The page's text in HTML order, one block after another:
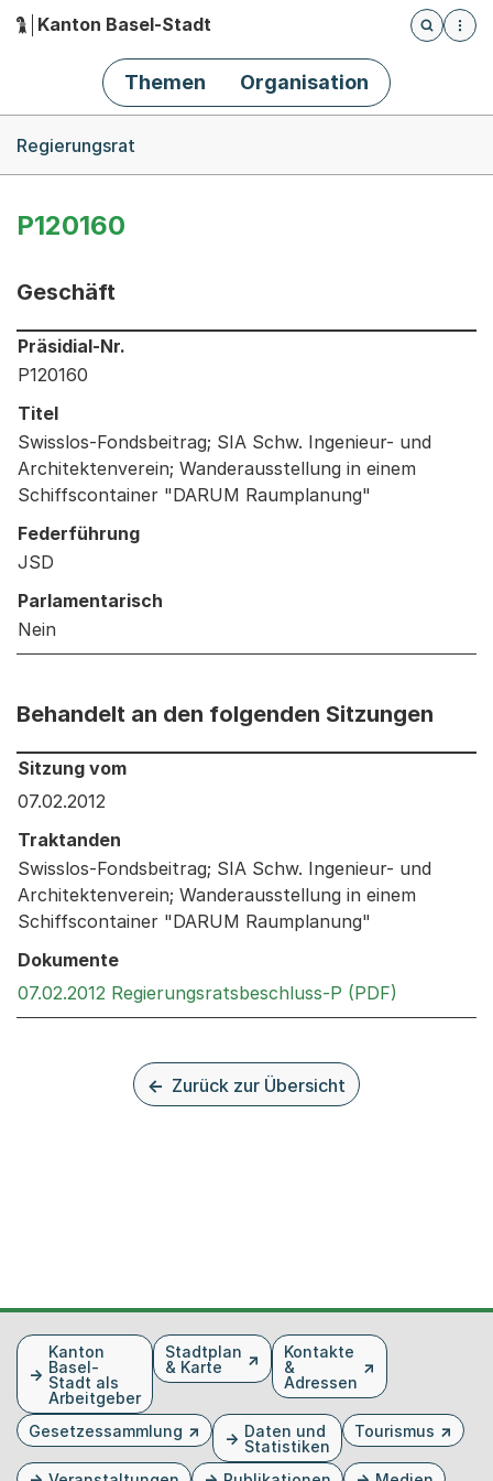
Hauptnavigation
Kanton Basel-Stadt
Öffnet
Themen Organisation
Regierungsrat
P120160
Geschäft
Informationen zum Ausgewählten Geschäft
Präsidial-Nr.
P120160
Titel
Swisslos-Fondsbeitrag; SIA Schw. Ingenieur- und
Architektenverein; Wanderausstellung in einem
Schiffscontainer "DARUM Raumplanung"
Federführung
JSD
Parlamentarisch
Nein
Behandelt an den folgenden Sitzungen
Behandelt an den folgenden Sitzungen: Informationen
Sitzung vom
07.02.2012
Traktanden
Swisslos-Fondsbeitrag; SIA Schw. Ingenieur- und
Architektenverein; Wanderausstellung in einem
Schiffscontainer "DARUM Raumplanung"
Dokumente
07.02.2012 Regierungsratsbeschluss-P (PDF)
Zurück zur Übersicht
FusszeileKanton
Basel-
Stadt als
Arbeitgeber
Stadtplan
& Karte
Kontakte
&
Adressen
Gesetzessammlung
Daten und
Statistiken
Tourismus